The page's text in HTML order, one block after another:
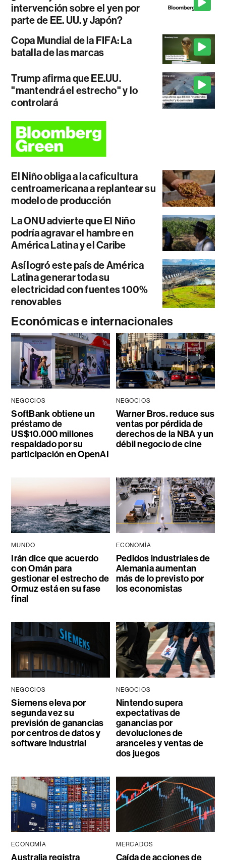
intervención sobre el yen por
parte de EE. UU. y Japón?
Copa Mundial de la FIFA: La
batalla de las marcas
Trump afirma que EE.UU.
"mantendrá el estrecho" y lo
controlará
El Niño obliga a la caficultura
centroamericana a replantear su
modelo de producción
La ONU advierte que El Niño
podría agravar el hambre en
América Latina y el Caribe
Así logró este país de América
Latina generar toda su
electricidad con fuentes 100%
renovables
Económicas e internacionales
NEGOCIOS
SoftBank obtiene un
préstamo de
US$10.000 millones
respaldado por su
participación en OpenAI
NEGOCIOS
Warner Bros. reduce sus
ventas por pérdida de
derechos de la NBA y un
débil negocio de cine
MUNDO
Irán dice que acuerdo
con Omán para
gestionar el estrecho de
Ormuz está en su fase
final
ECONOMÍA
Pedidos industriales de
Alemania aumentan
más de lo previsto por
los economistas
NEGOCIOS
Siemens eleva por
segunda vez su
previsión de ganancias
por centros de datos y
software industrial
NEGOCIOS
Nintendo supera
expectativas de
ganancias por
devoluciones de
aranceles y ventas de
dos juegos
ECONOMÍA
Australia registra
MERCADOS
Caída de acciones de